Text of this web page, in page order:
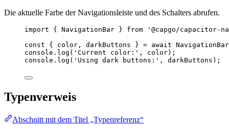
Die aktuelle Farbe der Navigationsleiste und des Schalters abrufen.
import { NavigationBar } from
'@capgo/capacitor-
const { color , darkButtons } = await
console. log ( 'Current color:' , color);
console. log ( 'Using dark buttons:' , darkButtons);
Typenverweis
Abschnitt mit dem Titel „Typenreferenz“